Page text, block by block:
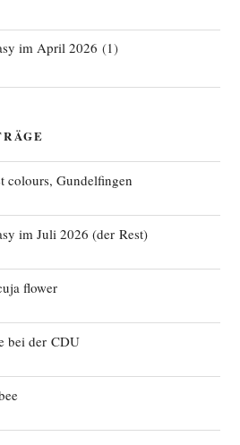
im April 2026 (1)
colours, Gundelfingen
im Juli 2026 (der Rest)
flower
bei der CDU